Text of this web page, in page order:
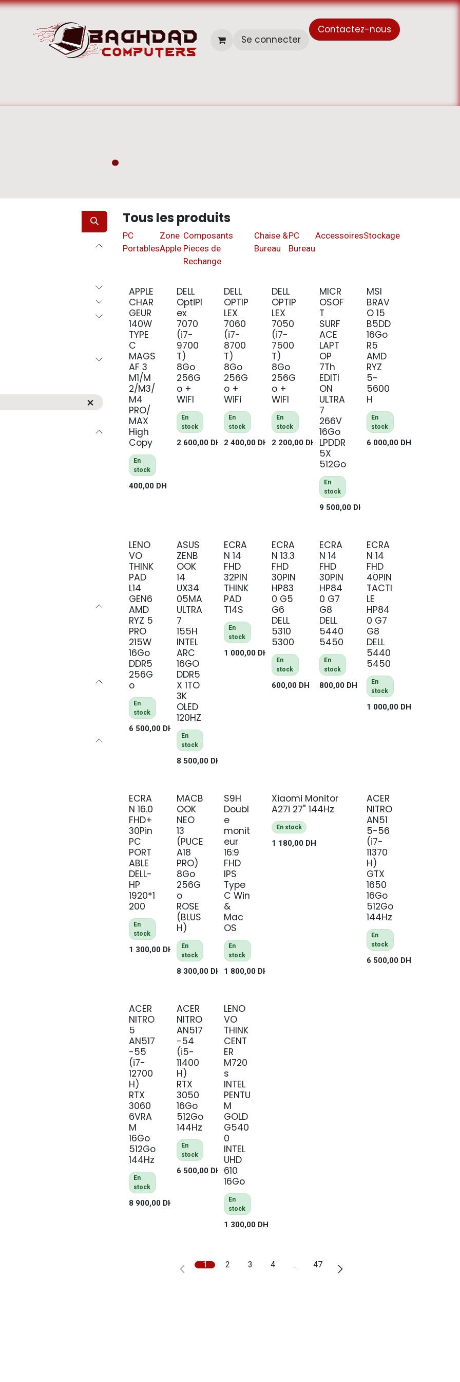
Se connecter
Contactez-nous
.
Tous les produits
PC
Portables
Zone
Apple
Composants
Pieces de
Rechange
Chaise &
Bureau
PC
Bureau
AccessoiresStockage
APPLE
CHAR
GEUR
140W
TYPE
C
MAGS
AF 3
M1/M
2/M3/
M4
PRO/
MAX
High
Copy
400,00 DH
En
stock
DELL
OptiPl
ex
7070
(i7-
9700
T)
8Go
256G
o +
WIFI
2 600,00DH
En
stock
DELL
OPTIP
LEX
7060
(i7-
8700
T)
8Go
256G
o +
WiFi
2 400,00 DH
En
stock
DELL
OPTIP
LEX
7050
(i7-
7500
T)
8Go
256G
o +
WIFI
2 200,00DH
En
stock
MICR
OSOF
T
SURF
ACE
LAPT
OP
7Th
EDITI
ON
ULTRA
7
266V
16Go
LPDDR
5X
512Go
9 500,00DH
En
stock
MSI
BRAV
O 15
B5DD
16Go
R5
AMD
RYZ
5-
5600
H
6 000,00 DH
En
stock
LENO
VO
THINK
PAD
L14
GEN6
AMD
RYZ 5
PRO
215W
16Go
DDR5
256G
o
6 500,00 DH
En
stock
ASUS
ZENB
OOK
14
UX34
05MA
ULTRA
7
155H
INTEL
ARC
16GO
DDR5
X 1TO
3K
OLED
120HZ
8 500,00DH
En
stock
ECRA
N 14
FHD
32PIN
THINK
PAD
T14S
1 000,00 DH
En
stock
ECRA
N 13.3
FHD
30PIN
HP83
0 G5
G6
DELL
5310
5300
600,00DH
En
stock
ECRA
N 14
FHD
30PIN
HP84
0 G7
G8
DELL
5440
5450
800,00DH
En
stock
ECRA
N 14
FHD
40PIN
TACTI
LE
HP84
0 G7
G8
DELL
5440
5450
1 000,00 DH
En
stock
ECRA
N 16.0
FHD+
30Pin
PC
PORT
ABLE
DELL-
HP
1920*1
200
1 300,00 DH
En
stock
NEUF
MACB
OOK
NEO
13
(PUCE
A18
PRO)
8Go
256G
o
ROSE
(BLUS
H)
8 300,00DH
En
stock
S9H
Doubl
e
monit
eur
16:9
FHD
IPS
Type
C Win
&
Mac
OS
1 800,00 DH
En
stock
NEUF
Xiaomi Monitor
A27i 27" 144Hz
1 180,00DH
En stock
ACER
NITRO
AN51
5-56
(i7-
11370
H)
GTX
1650
16Go
512Go
144Hz
6 500,00 DH
En
stock
ACER
NITRO
5
AN517
-55
(i7-
12700
H)
RTX
3060
6VRA
M
16Go
512Go
144Hz
8 900,00 DH
En
stock
ACER
NITRO
AN517
-54
(i5-
11400
H)
RTX
3050
16Go
512Go
144Hz
6 500,00DH
En
stock
LENO
VO
THINK
CENT
ER
M720
s
INTEL
PENTU
M
GOLD
G540
0
INTEL
UHD
610
16Go
1 300,00 DH
En
stock
1 2 3 4 … 47